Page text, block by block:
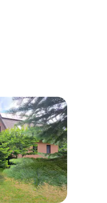
de 8 commentaires : 5 sur 5